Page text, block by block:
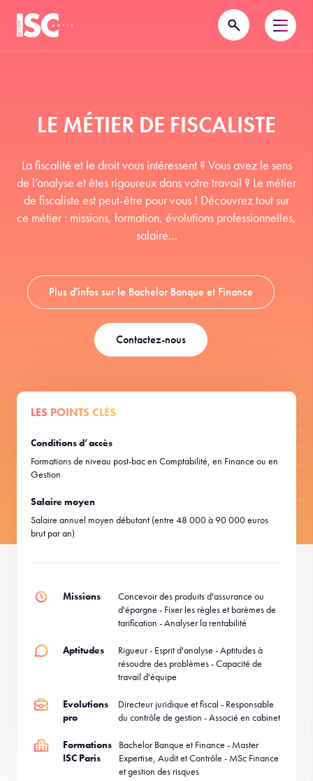
LE MÉTIER DE FISCALISTE
La fiscalité et le droit vous intéressent ? Vous avez le sens
de l’analyse et êtes rigoureux dans votre travail ? Le métier
de fiscaliste est peut-être pour vous ! Découvrez tout sur
ce métier : missions, formation, évolutions professionnelles,
salaire…
Plus d'infos sur le Bachelor Banque et Finance
Contactez-nous
LES POINTS CLÉS
Conditions d’accès
Formations de niveau post-bac en Comptabilité, en Finance ou en
Gestion
Salaire moyen
Salaire annuel moyen débutant (entre 48 000 à 90 000 euros
brut par an)
Missions
Concevoir des produits d'assurance ou
d'épargne - Fixer les règles et barèmes de
tarification - Analyser la rentabilité
Aptitudes
Rigueur - Esprit d'analyse - Aptitudes à
résoudre des problèmes - Capacité de
travail d'équipe
Evolutions
pro
Directeur juridique et fiscal - Responsable
du contrôle de gestion - Associé en cabinet
Formations
ISC Paris
Bachelor Banque et Finance - Master
Expertise, Audit et Contrôle - MSc Finance
et gestion des risques